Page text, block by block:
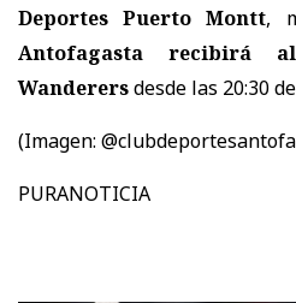
Deportes Puerto Montt,
Antofagasta recibirá
Wanderersdesde las 20:30
(Imagen:
PURANOTICIA